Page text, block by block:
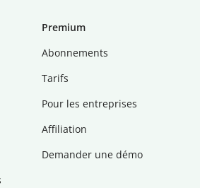
Premium
Abonnements
Tarifs
Pour les entreprises
Affiliation
Demander une démo